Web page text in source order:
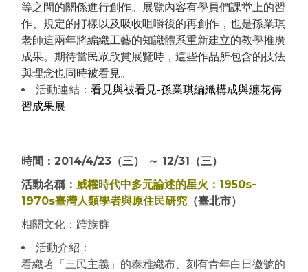
等之間的關係進行創作。展覽內容有學員們課堂上的習
作、規定的打樣以及吸收咀嚼後的再創作，也是孫業琪
老師這兩年將編織工藝的知識體系重新建立的教學推廣
成果。期待當民眾欣賞展覽時，這些作品所包含的技法
與理念也同時被看見。
活動連結：看見與被看見-孫業琪編織構成與纏花傳
習成果展
時間：2014/4/23（三） ～ 12/31（三）
活動名稱：威權時代中多元論述的星火：1950s-
1970s臺灣人類學者與原住民研究 （臺北市）
相關文化：跨族群
活動介紹：
看織著「三民主義」的泰雅織布、刻有青年白日徽號的